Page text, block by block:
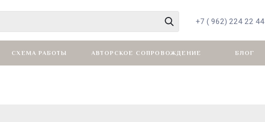
+7 ( 962) 224 22 44
СХЕМА РАБОТЫ АВТОРСКОЕ СОПРОВОЖДЕНИЕ БЛОГ